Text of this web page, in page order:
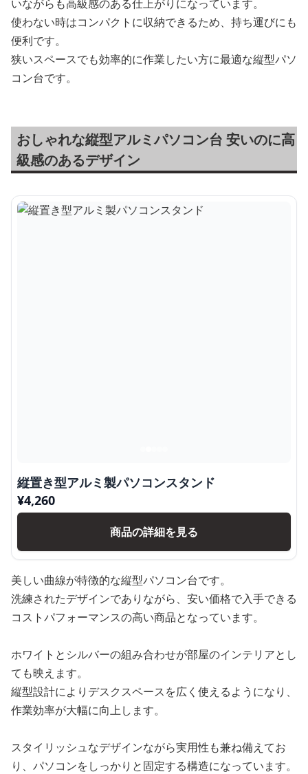
いながらも高級感のある仕上がりになっています。
使わない時はコンパクトに収納できるため、持ち運びにも
便利です。
狭いスペースでも効率的に作業したい方に最適な縦型パソ
コン台です。
おしゃれな縦型アルミパソコン台 安いのに高
級感のあるデザイン
縦置き型アルミ製パソコンスタンド
¥4,260
商品の詳細を見る
美しい曲線が特徴的な縦型パソコン台です。
洗練されたデザインでありながら、安い価格で入手できる
コストパフォーマンスの高い商品となっています。
ホワイトとシルバーの組み合わせが部屋のインテリアとし
ても映えます。
縦型設計によりデスクスペースを広く使えるようになり、
作業効率が大幅に向上します。
スタイリッシュなデザインながら実用性も兼ね備えてお
り、パソコンをしっかりと固定する構造になっています。